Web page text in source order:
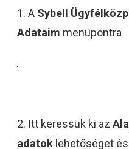
1. A Sybell
Adataim menüpontra
2. Itt keressük ki az
adatok lehetőséget